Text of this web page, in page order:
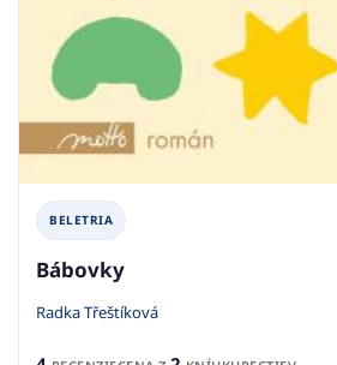
BELETRIA
Bábovky
Radka Třeštíková